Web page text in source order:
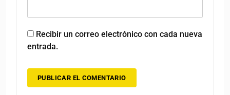
Recibir un correo electrónico con cada nueva
entrada.